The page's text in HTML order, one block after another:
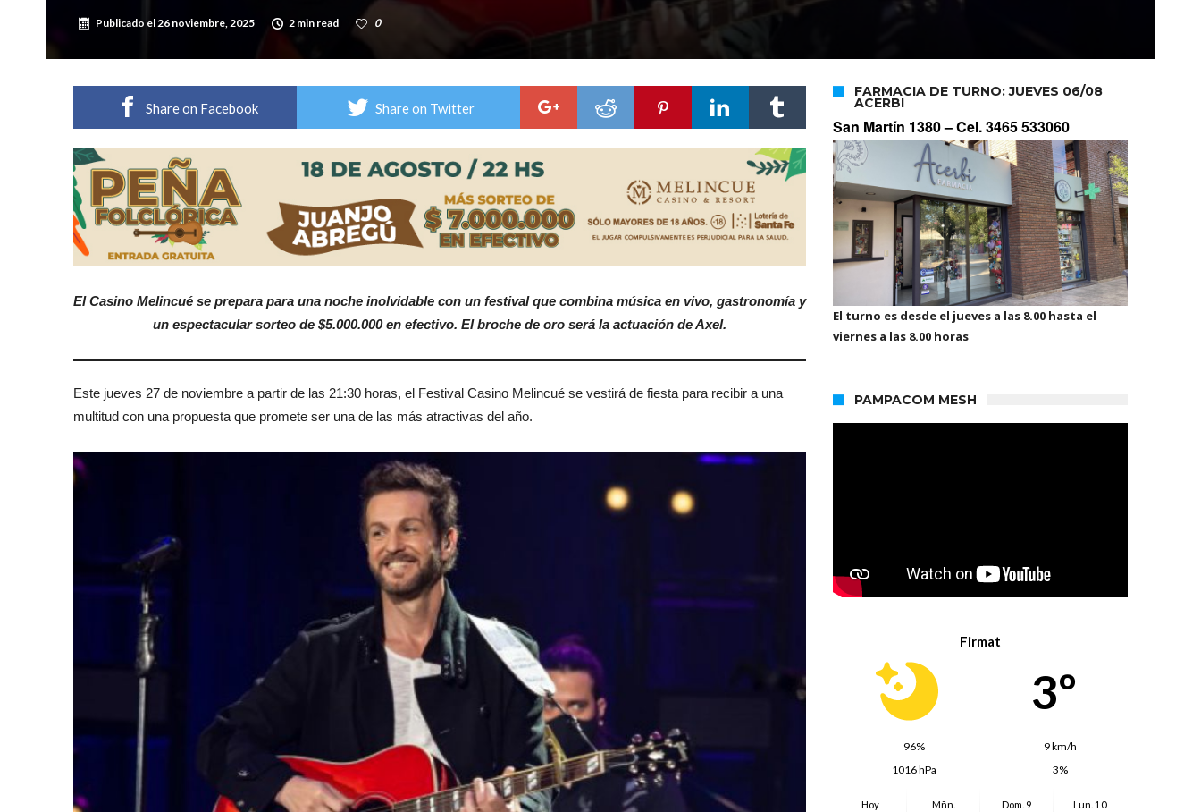
Publicado el26 noviembre, 2025 2 min read 0
Share on Facebook Share on Twitter
El Casino Melincué se prepara para una noche inolvidable con un festival que combina música en vivo, gastronomía y
un espectacular sorteo de $5.000.000 en efectivo. El broche de oro será la actuación de Axel.
Este jueves 27 de noviembre a partir de las 21:30 horas, el Festival Casino Melincué se vestirá de fiesta para recibir a una
multitud con una propuesta que promete ser una de las más atractivas del año.
FARMACIA DE TURNO: JUEVES 06/08
ACERBI
San Martín 1380 –Cel. 3465 533060
El turno es desde el jueves a las 8.00 hasta el
viernes a las 8.00 horas
PAMPACOM MESH
Firmat
3º
96%
9 km/h
1016 hPa
3%
Hoy
Mñn.
Dom. 9
Lun. 10